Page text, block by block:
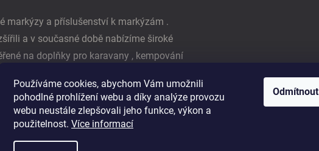
Používáme cookies, abychom Vám umožnili
pohodlné prohlížení webu a díky analýze provozu
webu neustále zlepšovali jeho funkce, výkon a
použitelnost. Více informací
Odmítnout
markýzy a příslušenství k markýzám .
a v současné době nabízíme široké
na doplňky pro karavany , kempování
je německá firma Reimo